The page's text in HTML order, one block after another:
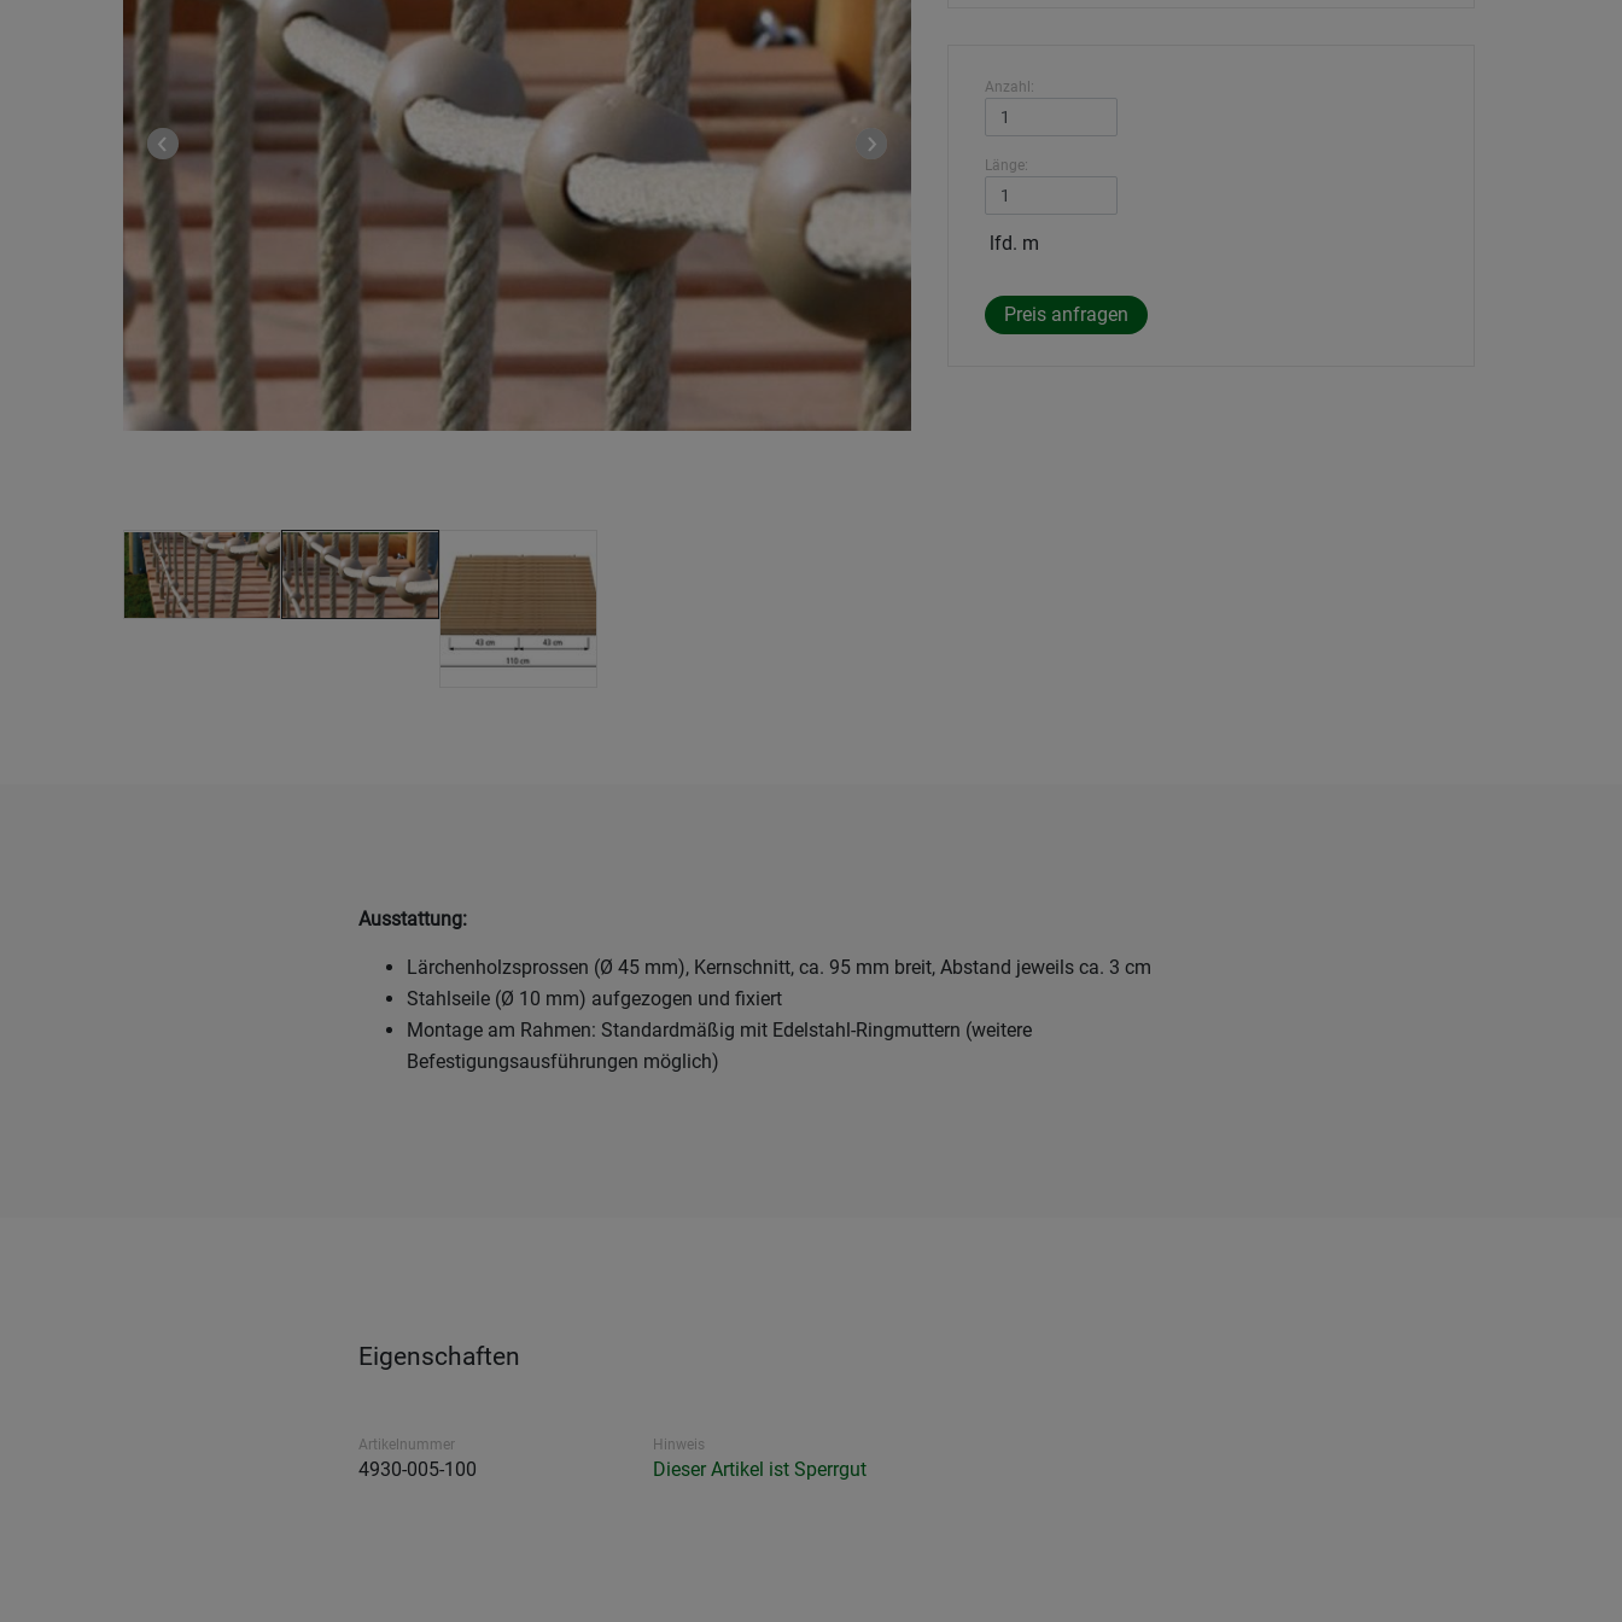
Anzahl:
Länge:
lfd. m
Ausstattung:
Lärchenholzsprossen (Ø 45 mm), Kernschnitt, ca. 95 mm breit, Abstand jeweils ca. 3 cm
Stahlseile (Ø 10 mm) aufgezogen und fixiert
Montage am Rahmen: Standardmäßig mit Edelstahl-Ringmuttern (weitere
Befestigungsausführungen möglich)
Eigenschaften
Artikelnummer
4930-005-100
Hinweis
Dieser Artikel ist Sperrgut